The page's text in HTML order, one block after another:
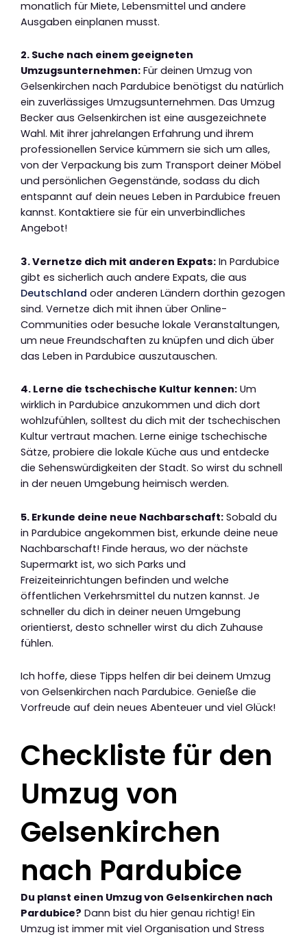
monatlich für Miete, Lebensmittel und andere
Ausgaben einplanen musst.
2. Suche nach einem geeigneten
Umzugsunternehmen: Für deinen Umzug von
Gelsenkirchen nach Pardubice benötigst du natürlich
ein zuverlässiges Umzugsunternehmen. Das Umzug
Becker aus Gelsenkirchen ist eine ausgezeichnete
Wahl. Mit ihrer jahrelangen Erfahrung und ihrem
professionellen Service kümmern sie sich um alles,
von der Verpackung bis zum Transport deiner Möbel
und persönlichen Gegenstände, sodass du dich
entspannt auf dein neues Leben in Pardubice freuen
kannst. Kontaktiere sie für ein unverbindliches
Angebot!
3. Vernetze dich mit anderen Expats: In Pardubice
gibt es sicherlich auch andere Expats, die aus
Deutschland oder anderen Ländern dorthin gezogen
sind. Vernetze dich mit ihnen über Online-
Communities oder besuche lokale Veranstaltungen,
um neue Freundschaften zu knüpfen und dich über
das Leben in Pardubice auszutauschen.
4. Lerne die tschechische Kultur kennen: Um
wirklich in Pardubice anzukommen und dich dort
wohlzufühlen, solltest du dich mit der tschechischen
Kultur vertraut machen. Lerne einige tschechische
Sätze, probiere die lokale Küche aus und entdecke
die Sehenswürdigkeiten der Stadt. So wirst du schnell
in der neuen Umgebung heimisch werden.
5. Erkunde deine neue Nachbarschaft: Sobald du
in Pardubice angekommen bist, erkunde deine neue
Nachbarschaft! Finde heraus, wo der nächste
Supermarkt ist, wo sich Parks und
Freizeiteinrichtungen befinden und welche
öffentlichen Verkehrsmittel du nutzen kannst. Je
schneller du dich in deiner neuen Umgebung
orientierst, desto schneller wirst du dich Zuhause
fühlen.
Ich hoffe, diese Tipps helfen dir bei deinem Umzug
von Gelsenkirchen nach Pardubice. Genieße die
Vorfreude auf dein neues Abenteuer und viel Glück!
Checkliste für den
Umzug von
Gelsenkirchen
nach Pardubice
Du planst einen Umzug von Gelsenkirchen nach
Pardubice? Dann bist du hier genau richtig! Ein
Umzug ist immer mit viel Organisation und Stress